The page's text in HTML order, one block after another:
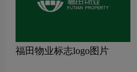
福田物业标志logo图片